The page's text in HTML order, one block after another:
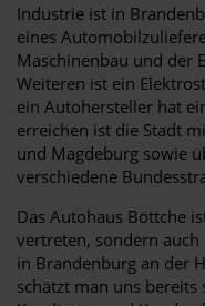
Industrie ist in
eines
Maschinenbau und der
Weiteren ist ein
ein Autohersteller hat
erreichen ist die Stadt
und Magdeburg sowie
verschiedene
Das Autohaus Böttche
vertreten, sondern
in Brandenburg an der
schätzt man uns bereits